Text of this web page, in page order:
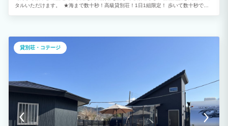
タルいただけます。 ★海まで数十秒！高級貸別荘！1日1組限定！ 歩いて数十秒で元
みいただけます。 雨天時はBBQコンロをタイルデッキの上に設置させていただきま
す。 ※台風等で強風、暴風となります際はオーニングが破損する恐れがございますの
で、オーニングはご使用いただけません。 ★広々ジェットバス！ TOTO SYNLAのい
ってください。 ★ルーフトップから天気の良い日は富士山も！ BASK HOTAのルーフ
トップから天気の良い日には富士山を望むこともできます。 温水シャワーがございま
すので夏はルーフトップで日焼けもお楽しみいただけます。
貸別荘・コテージ